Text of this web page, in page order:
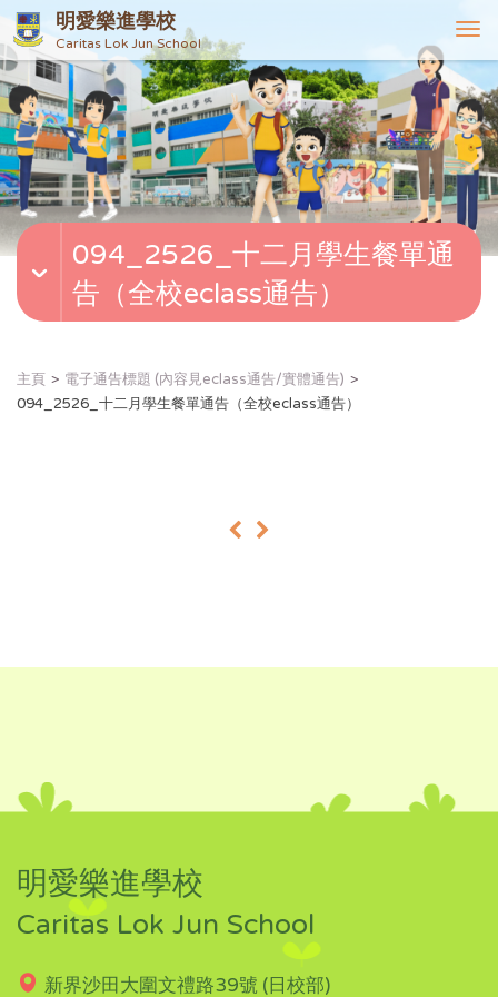
明愛樂進學校
Caritas Lok Jun School
T
o
g
g
l
e
n
v
094_2526_十二月學生餐單通
告（全校eclass通告）
主頁
電子通告標題 (內容見eclass通告/實體通告)
094_2526_十二月學生餐單通告（全校eclass通告）
« »
明愛樂進學校
Caritas Lok Jun School
新界沙田大圍文禮路39號 (日校部)